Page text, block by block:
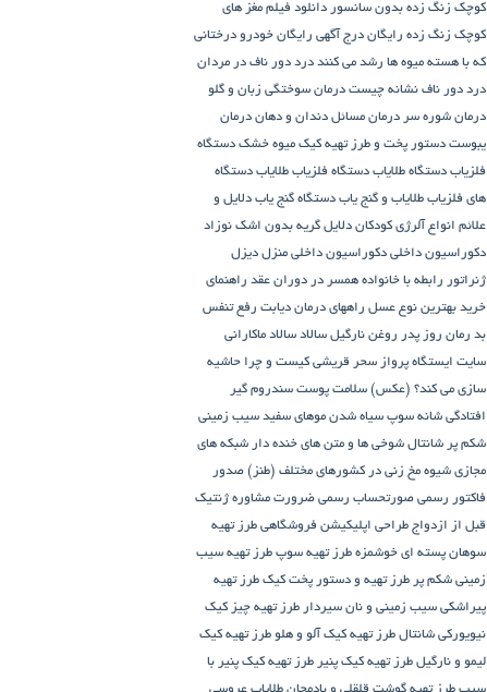
کوچک زنگ زده بدون سانسور دانلود فیلم مغز های
کوچک زنگ زده رایگان درج آگهی رایگان خودرو درختانی
که با هسته میوه ها رشد می کنند درد دور ناف در مردان
درد دور ناف نشانه چیست درمان سوختگی زبان و گلو
درمان شوره سر درمان مسائل دندان و دهان درمان
یبوست دستور پخت و طرز تهیه کیک میوه خشک دستگاه
فلزیاب دستگاه‌ طلایاب دستگاه‌ فلزیاب طلایاب دستگاه‌
های فلزیاب طلایاب و گنج‌ یاب دستگاه‌ گنج‌ یاب دلایل و
علائم انواع آلرژی کودکان دلایل گریه بدون اشک نوزاد
دکوراسیون داخلی دکوراسیون داخلی منزل دیزل
ژنراتور رابطه با خانواده همسر در دوران عقد راهنمای
خرید بهترین نوع عسل راههای درمان دیابت رفع تنفس
بد رمان روز پدر روغن نارگیل سالاد سالاد ماکارانی
سایت ایستگاه پرواز سحر قریشی کیست و چرا حاشیه
سازی می کند؟ (عکس) سلامت پوست سندروم گیر
افتادگی شانه سوپ سیاه شدن موهای سفید سیب زمینی
شکم پر شانتال شوخی ها و متن های خنده دار شبکه های
مجازی شیوه مخ زنی در کشورهای مختلف (طنز) صدور
فاکتور رسمی صورتحساب رسمی ضرورت مشاوره ژنتیک
قبل از ازدواج طراحی اپلیکیشن فروشگاهی طرز تهیه
سوهان پسته ای خوشمزه طرز تهیه سوپ طرز تهیه سیب
زمینی شکم پر طرز تهیه و دستور پخت کیک طرز تهیه
پیراشكی سيب زمينی و نان سیردار طرز تهیه چیز کیک
نیویورکی شانتال طرز تهیه کیک آلو و هلو طرز تهیه کیک
لیمو و نارگیل طرز تهیه کیک پنیر طرز تهیه کیک پنیر با